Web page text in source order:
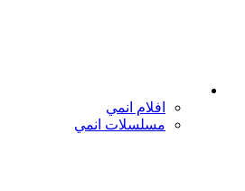
افلام انمي
مسلسلات انمي